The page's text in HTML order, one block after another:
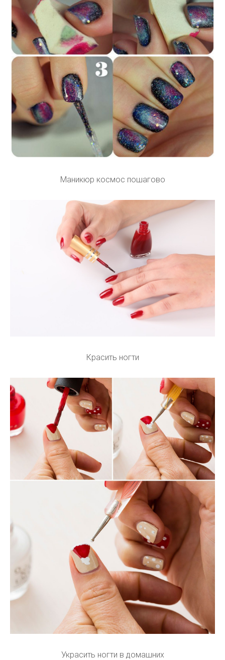
Маникюр космос пошагово
Красить ногти
Украсить ногти в домашних